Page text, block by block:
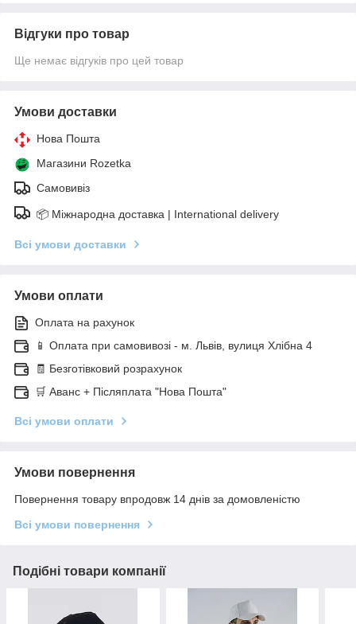
Відгуки про товар
Ще немає відгуків про цей товар
Умови доставки
Нова Пошта
Магазини Rozetka
Самовивіз
📦 Міжнародна доставка | International delivery
Всі умови доставки
Умови оплати
Оплата на рахунок
📱 Оплата при самовивозі - м. Львів, вулиця Хлібна 4
🧾 Безготівковий розрахунок
🛒 Аванс + Післяплата "Нова Пошта"
Всі умови оплати
Умови повернення
Повернення товару впродовж 14 днів за домовленістю
Всі умови повернення
Подібні товари компанії